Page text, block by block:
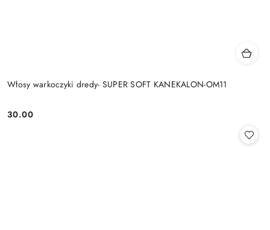
Włosy warkoczyki dredy- SUPER SOFT KANEKALON-OM11
Cena:
30.00